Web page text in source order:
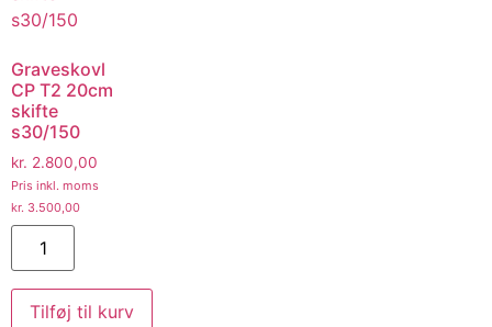
Graveskovl
CP T2 20cm
skifte
s30/150
kr. 2.800,00
Pris inkl. moms
kr. 3.500,00
Tilføj til kurv